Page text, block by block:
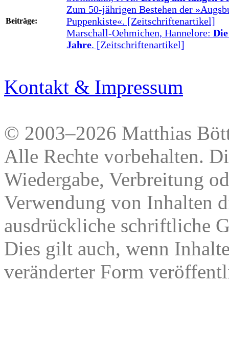
Beiträge:
Zum 50-jährigen Bestehen der
Puppenkiste«. [Zeitschriftenartikel]
Marschall-Oehmichen, Hannelore:
Jahre. [Zeitschriftenartikel]
Kontakt & Impressum
© 2003–2026 Matthias
Alle Rechte vorbehalten.
Wiedergabe, Verbreitung
Verwendung von Inhalten
ausdrückliche schriftliche
Dies gilt auch, wenn
veränderter Form